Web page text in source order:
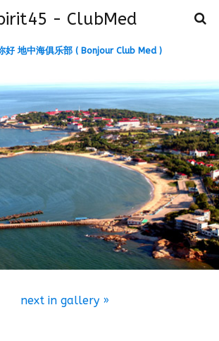
- ClubMed
好 地中海俱乐部 ( Bonjour Club Med )
next in gallery »